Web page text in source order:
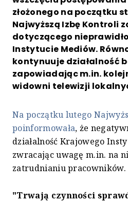
złożonego na początku
Najwyższą Izbę Kontroli
dotyczącego
Instytucie Mediów.
kontynuuje działalność
zapowiadając m.in.
widowni telewizji
Na początku lutego
poinformowała, że
działalność Krajowego
zwracając uwagę m.in. na
zatrudnianiu pracowników.
"Trwają czynności